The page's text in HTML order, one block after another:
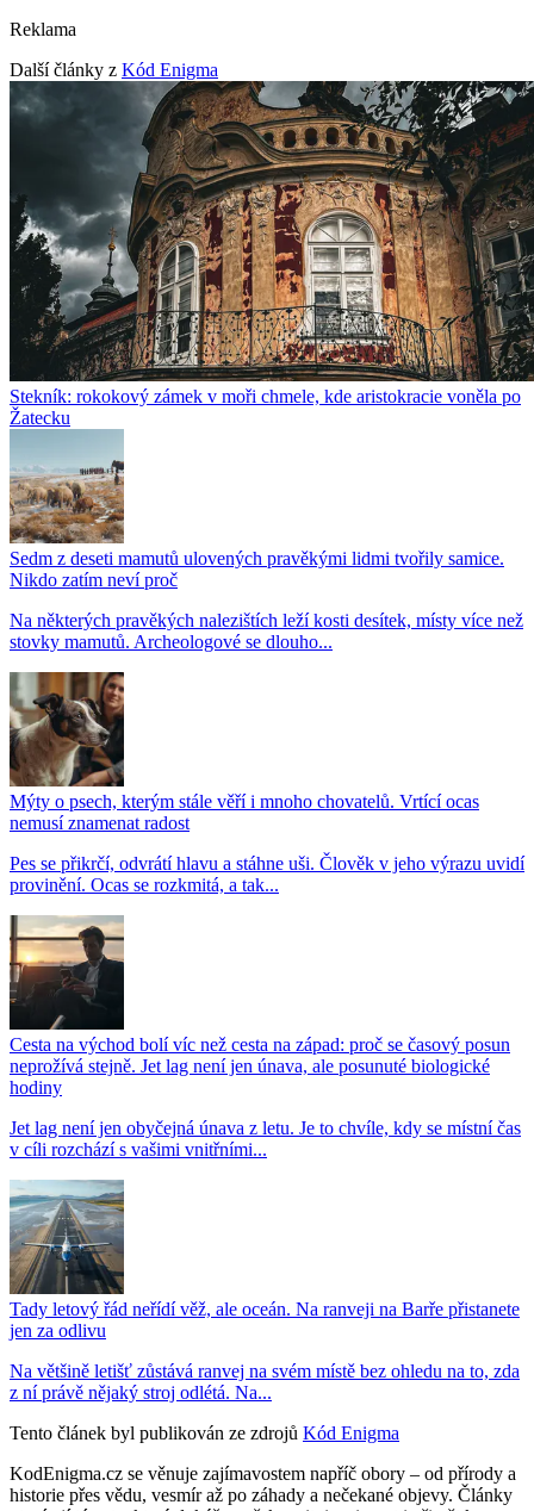
Reklama
Další články z Kód Enigma
Stekník: rokokový zámek v moři chmele, kde aristokracie voněla po
Žatecku
Sedm z deseti mamutů ulovených pravěkými lidmi tvořily samice.
Nikdo zatím neví proč
Na některých pravěkých nalezištích leží kosti desítek, místy více než
stovky mamutů. Archeologové se dlouho...
Mýty o psech, kterým stále věří i mnoho chovatelů. Vrtící ocas
nemusí znamenat radost
Pes se přikrčí, odvrátí hlavu a stáhne uši. Člověk v jeho výrazu uvidí
provinění. Ocas se rozkmitá, a tak...
Cesta na východ bolí víc než cesta na západ: proč se časový posun
neprožívá stejně. Jet lag není jen únava, ale posunuté biologické
hodiny
Jet lag není jen obyčejná únava z letu. Je to chvíle, kdy se místní čas
v cíli rozchází s vašimi vnitřními...
Tady letový řád neřídí věž, ale oceán. Na ranveji na Barře přistanete
jen za odlivu
Na většině letišť zůstává ranvej na svém místě bez ohledu na to, zda
z ní právě nějaký stroj odlétá. Na...
Tento článek byl publikován ze zdrojů Kód Enigma
KodEnigma.cz se věnuje zajímavostem napříč obory – od přírody a
historie přes vědu, vesmír až po záhady a nečekané objevy. Články